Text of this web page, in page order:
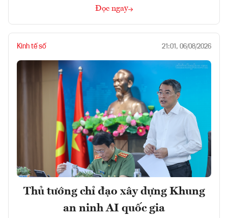
Đọc ngay
Kinh tế số 21:01, 06/08/2026
Thủ tướng chỉ đạo xây dựng Khung
an ninh AI quốc gia